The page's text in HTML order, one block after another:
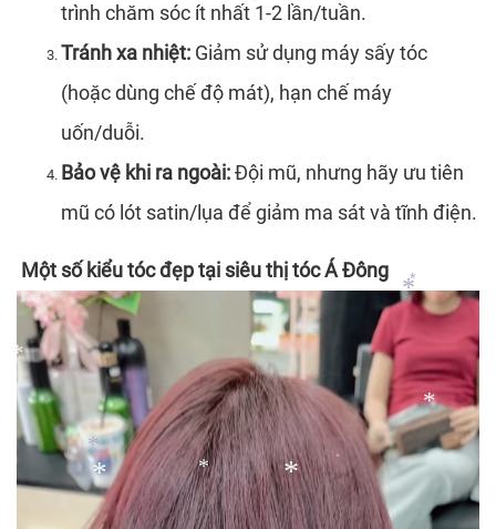
*
*
*
*
trình chăm sóc ít nhất 1-2 lần/tuần.
Tránh xa nhiệt: Giảm sử dụng máy sấy tóc
(hoặc dùng chế độ mát), hạn chế máy
uốn/duỗi.
Bảo vệ khi ra ngoài:Đội mũ, nhưng hãy ưu tiên
mũ có lót satin/lụa để giảm ma sát và tĩnh điện.
Một số kiểu tóc đẹp tại siêu thị tóc Á Đông